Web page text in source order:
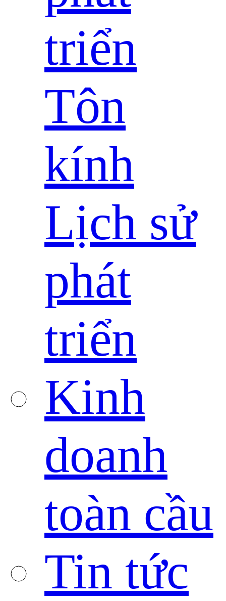
triển
Tôn
kính
Lịch sử
phát
triển
Kinh
doanh
toàn cầu
Tin tức